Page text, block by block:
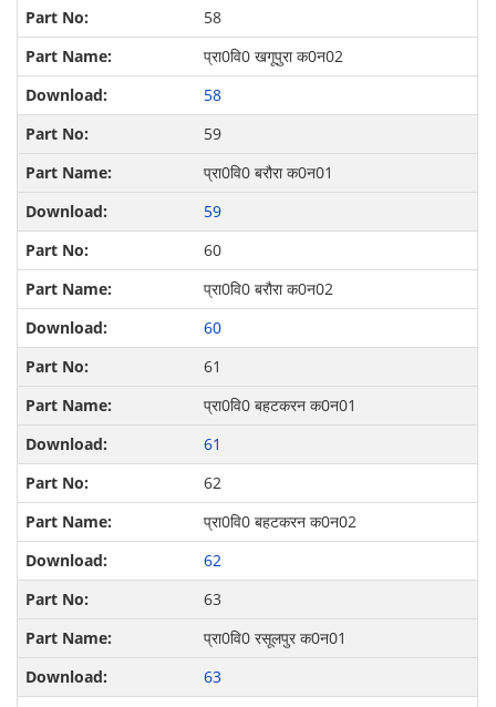
58
प्रा0वि0 खगूपुरा क0न02
58
59
प्रा0वि0 बरौरा क0न01
59
60
प्रा0वि0 बरौरा क0न02
60
61
प्रा0वि0 बहटकरन क0न01
61
62
प्रा0वि0 बहटकरन क0न02
62
63
प्रा0वि0 रसूलपुर क0न01
63